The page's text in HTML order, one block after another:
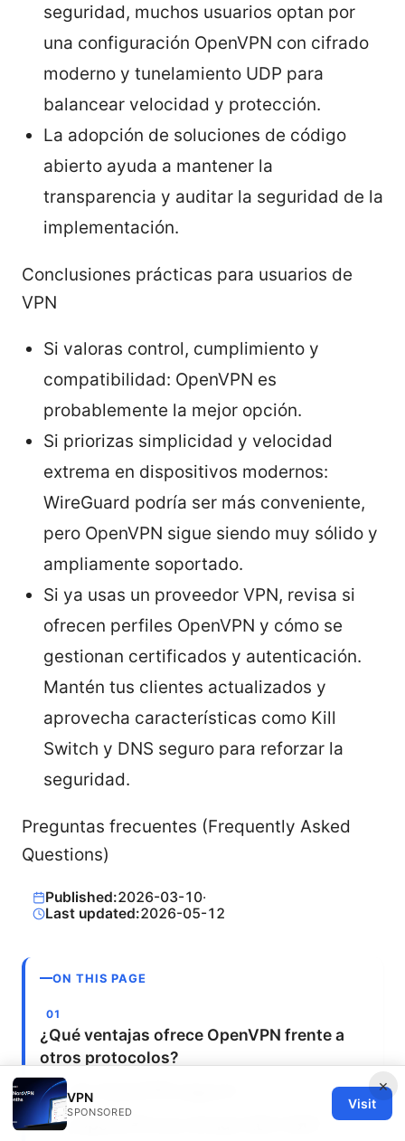
seguridad, muchos usuarios optan por
una configuración OpenVPN con cifrado
moderno y tunelamiento UDP para
balancear velocidad y protección.
La adopción de soluciones de código
abierto ayuda a mantener la
transparencia y auditar la seguridad de la
implementación.
Conclusiones prácticas para usuarios de
VPN
Si valoras control, cumplimiento y
compatibilidad: OpenVPN es
probablemente la mejor opción.
Si priorizas simplicidad y velocidad
extrema en dispositivos modernos:
WireGuard podría ser más conveniente,
pero OpenVPN sigue siendo muy sólido y
ampliamente soportado.
Si ya usas un proveedor VPN, revisa si
ofrecen perfiles OpenVPN y cómo se
gestionan certificados y autenticación.
Mantén tus clientes actualizados y
aprovecha características como Kill
Switch y DNS seguro para reforzar la
seguridad.
Preguntas frecuentes (Frequently Asked
Questions)
Published:2026-03-10·
Last updated:2026-05-12
ON THIS PAGE
¿Qué ventajas ofrece OpenVPN frente a
otros protocolos?
¿Es OpenVPN seguro?
×
VPN
SPONSORED
Visit